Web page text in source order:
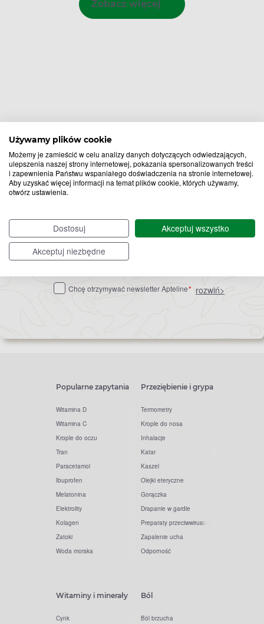
Używamy plików cookie
Możemy je zamieścić w celu analizy danych dotyczących odwiedzających,
ulepszenia naszej strony internetowej, pokazania spersonalizowanych treści
i zapewnienia Państwu wspaniałego doświadczenia na stronie internetowej.
Aby uzyskać więcej informacji na temat plików cookie, których używamy,
otwórz ustawienia.
Dostosuj
Akceptuj wszystko
Akceptuj niezbędne
Zobacz więcej
zapisz się na nasz newsletter!
Zapisz
do
Chcę otrzymywać newsletter Apteline* rozwiń>
Popularne zapytania
Witamina D
Witamina C
Krople do oczu
Tran
Paracetamol
Ibuprofen
Melatonina
Elektrolity
Kolagen
Zatoki
Woda morska
Przeziębienie i grypa
Termometry
Krople do nosa
Inhalacje
Katar
Kaszel
Olejki eteryczne
Gorączka
Drapanie w gardle
Preparaty przeciwwirusowe
Zapalenie ucha
Odporność
Witaminy i minerały
Cynk
Ból
Ból brzucha